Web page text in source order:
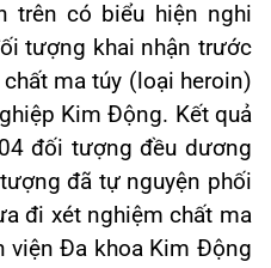
trên có biểu hiện nghi
tượng khai nhận trước
ma túy (loại heroin)
Kim Động. Kết quả
đối tượng đều dương
đã tự nguyện phối
đi xét nghiệm chất ma
viện Đa khoa Kim Động